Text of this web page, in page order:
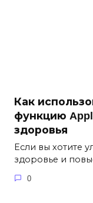
Как
функцию
здоровья
Если вы хотите
здоровье и
0